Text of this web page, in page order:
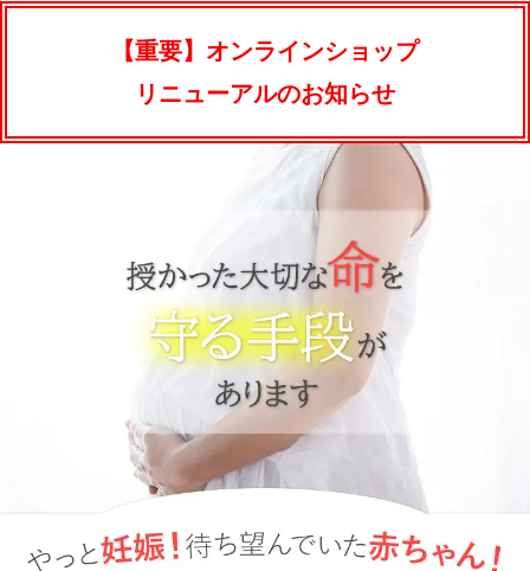
【重要】オンラインショップ
リニューアルのお知らせ